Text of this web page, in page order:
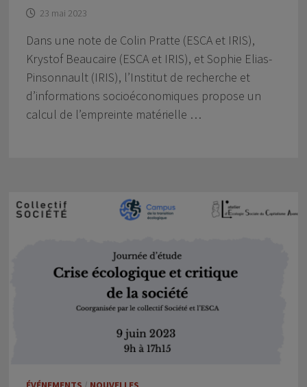
23 mai 2023
Dans une note de Colin Pratte (ESCA et IRIS),
Krystof Beaucaire (ESCA et IRIS), et Sophie Elias-
Pinsonnault (IRIS), l’Institut de recherche et
d’informations socioéconomiques propose un
calcul de l’empreinte matérielle …